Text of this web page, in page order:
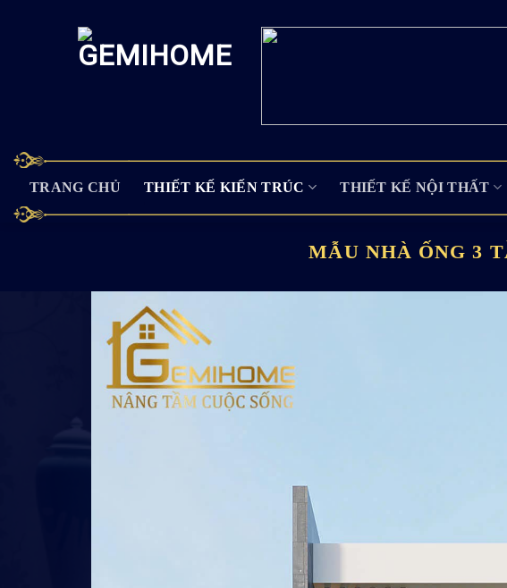
TRANG CHỦ THIẾT KẾ KIẾN TRÚC THIẾT KẾ NỘI THẤT
MẪU NHÀ ỐNG 3